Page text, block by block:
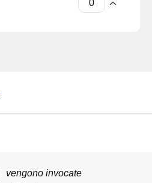
vengono invocate